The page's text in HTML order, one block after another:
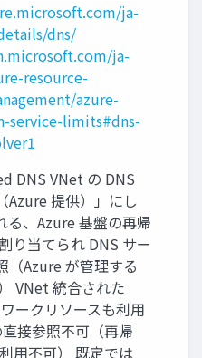
ja-
dns/
ja-
resource-
azure-
service-limits#dns-
DNS VNet の DNS
Azure 提供）」にし
る、Azure 基盤の再帰
り当てられ DNS サー
（Azure が管理する
VNet 統合された
ークリソースも利用
接参照不可（再帰
用不可） 既定では